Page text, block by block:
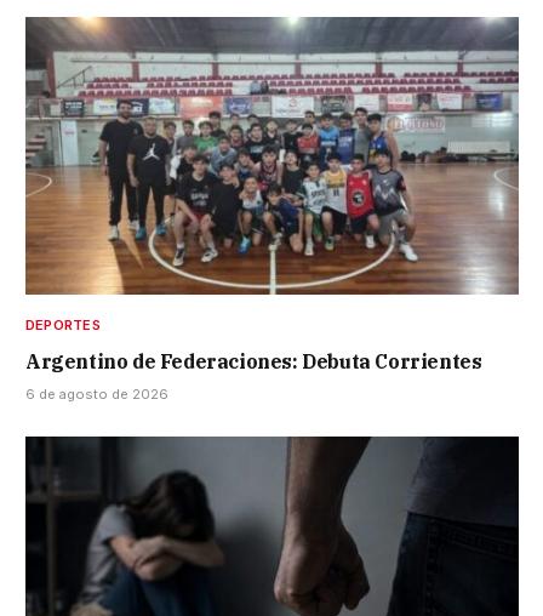
DEPORTES
Argentino de Federaciones: Debuta Corrientes
6 de agosto de 2026